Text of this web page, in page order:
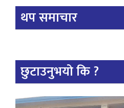
थप समाचार
छुटाउनुभयो कि ?